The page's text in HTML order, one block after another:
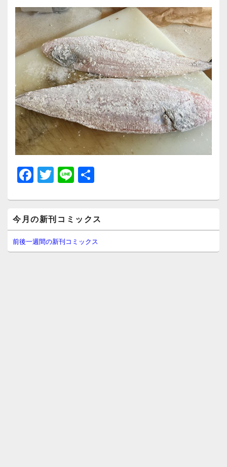
シ
ョ
ン
F
a
c
e
b
o
T
wi
tt
er
Li
n
e
イ
ン
サ
イ
今月の新刊コミックス
前後一週間の新刊コミックス